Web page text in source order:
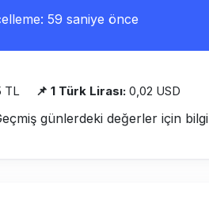
59 saniye önce
TL 📌 1 Türk Lirası: 0,02 USD
günlerdeki değerler için bilgi